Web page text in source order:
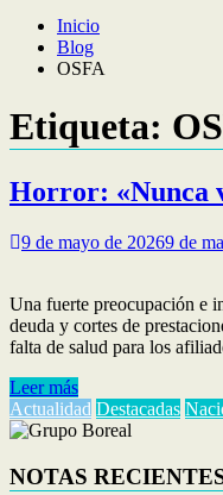
Inicio
Blog
OSFA
Etiqueta:
Horror: «Nunca
9 de mayo de 20269 de
Una fuerte preocupación e
deuda y cortes de
falta de salud para los
Leer más
Actualidad Destacadas
NOTAS